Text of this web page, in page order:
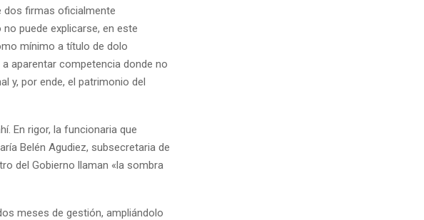
dos firmas oficialmente
puede explicarse, en este
mínimo a título de dolo
aparentar competencia donde no
y, por ende, el patrimonio del
En rigor, la funcionaria que
Belén Agudiez, subsecretaria de
del Gobierno llaman «la sombra
meses de gestión, ampliándolo